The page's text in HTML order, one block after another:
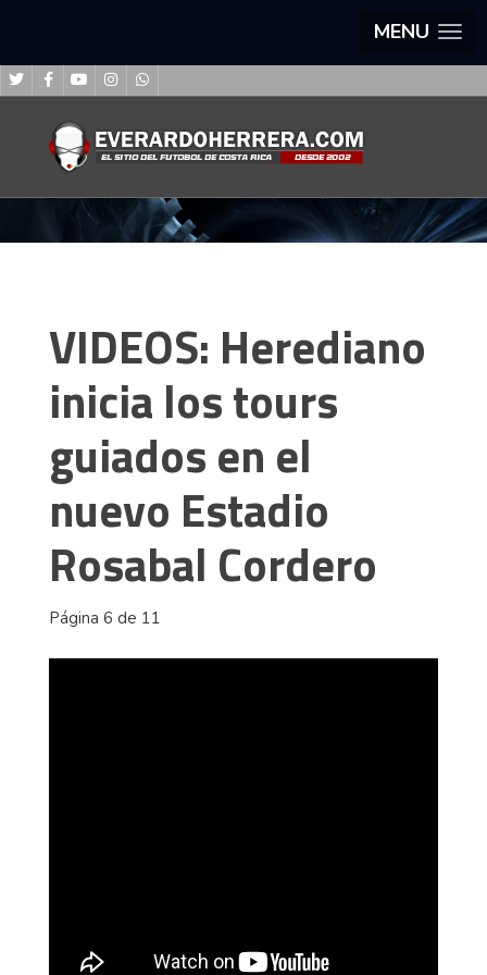
MENU
VIDEOS: Herediano
inicia los tours
guiados en el
nuevo Estadio
Rosabal Cordero
Página 6 de 11